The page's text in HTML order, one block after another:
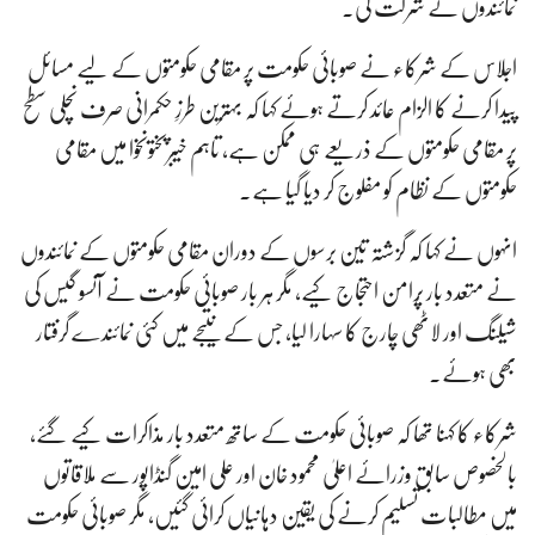
نمائندوں نے شرکت کی۔
اجلاس کے شرکاء نے صوبائی حکومت پر مقامی حکومتوں کے لیے مسائل
پیدا کرنے کا الزام عائد کرتے ہوئے کہا کہ بہترین طرزِ حکمرانی صرف نچلی سطح
پر مقامی حکومتوں کے ذریعے ہی ممکن ہے، تاہم خیبرپختونخوا میں مقامی
حکومتوں کے نظام کو مفلوج کر دیا گیا ہے۔
انہوں نے کہا کہ گزشتہ تین برسوں کے دوران مقامی حکومتوں کے نمائندوں
نے متعدد بار پُرامن احتجاج کیے، مگر ہر بار صوبائی حکومت نے آنسو گیس کی
شیلنگ اور لاٹھی چارج کا سہارا لیا، جس کے نتیجے میں کئی نمائندے گرفتار
بھی ہوئے۔
شرکاء کا کہنا تھا کہ صوبائی حکومت کے ساتھ متعدد بار مذاکرات کیے گئے،
بالخصوص سابق وزرائے اعلیٰ محمود خان اور علی امین گنڈاپور سے ملاقاتوں
میں مطالبات تسلیم کرنے کی یقین دہانیاں کرائی گئیں، مگر صوبائی حکومت